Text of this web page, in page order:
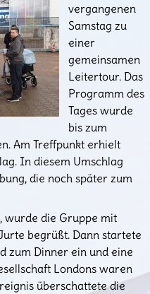
vergangenen
Samstag zu
einer
gemeinsamen
Leitertour. Das
Programm des
Tages wurde
bis zum
Am Treffpunkt erhielt
In diesem Umschlag
die noch später zum
wurde die Gruppe mit
begrüßt. Dann startete
zum Dinner ein und eine
Londons waren
überschattete die